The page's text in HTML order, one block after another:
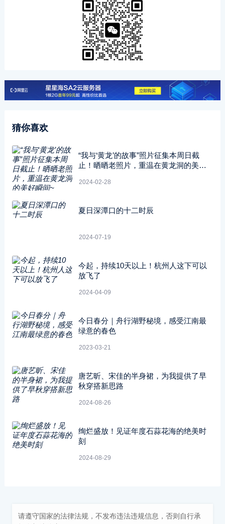
猜你喜欢
“我与‘黄龙’的故事”照片征集本周日截
止！晒晒老照片，重温在黄龙洞的美好
2024-02-28
夏日深潭口的十二时辰
2024-07-19
今起，持续10天以上！杭州人这下可以
放飞了
2024-04-09
今日春分｜舟行湖野秘境，感受江南最
绿意的春色
2023-03-21
唐艺昕、宋佳的半身裙，为我提供了早
秋穿搭新思路
2024-08-26
绚烂盛放！见证年度石蒜花海的绝美时
刻
2024-08-29